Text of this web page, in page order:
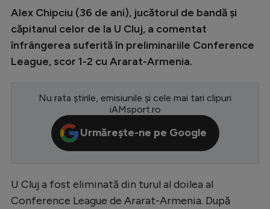
Champions League
Europa League
CM 2026
Premier League
Serie A
Bundesliga
Alex Chipciu (36 de ani), jucătorul de bandă și
căpitanul celor de la U Cluj, a comentat
înfrângerea suferită în preliminariile Conference
League, scor 1-2 cu Ararat-Armenia.
Nu rata știrile, emisiunile și cele mai tari clipuri
iAMsport.ro
Urmărește-ne pe Google
U Cluj a fost eliminată din turul al doilea al
Conference League de Ararat-Armenia. După